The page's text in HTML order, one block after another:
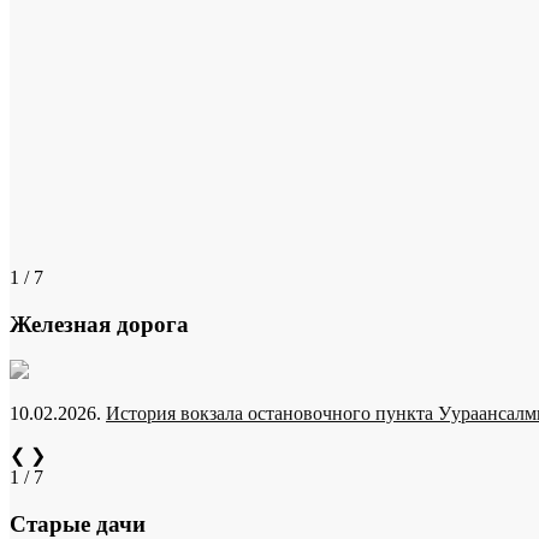
1 / 7
Железная дорога
10.02.2026. История вокзала остановочного пункта
❮ ❯
1 / 7
Старые дачи